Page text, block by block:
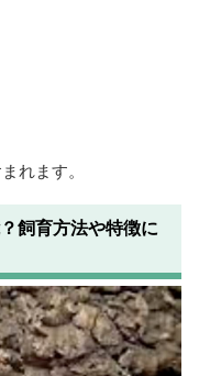
れます。
飼育方法や特徴に